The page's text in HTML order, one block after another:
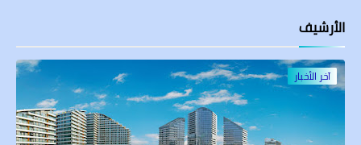
عقارات و مجمعات سكنية
مساجد اسطنبول
الأرشيف
آخر الأخبار